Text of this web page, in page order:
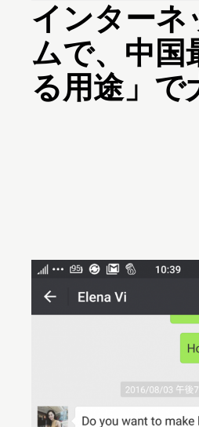
インターネ
ムで、中国
る用途」で